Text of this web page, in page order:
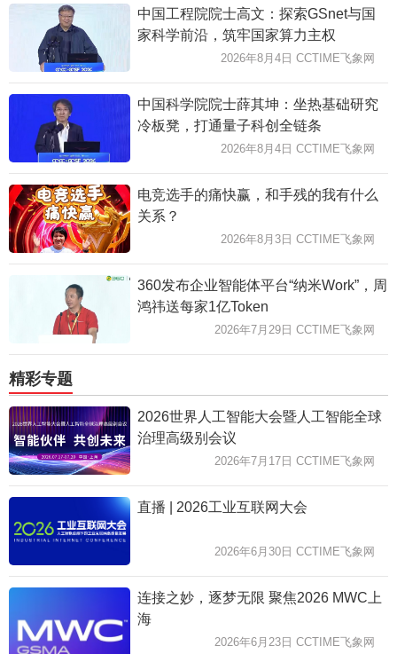
中国工程院院士高文：探索GSnet与国
家科学前沿，筑牢国家算力主权
2026年8月4日 CCTIME飞象网
中国科学院院士薛其坤：坐热基础研究
冷板凳，打通量子科创全链条
2026年8月4日 CCTIME飞象网
电竞选手的痛快赢，和手残的我有什么
关系？
2026年8月3日 CCTIME飞象网
360发布企业智能体平台“纳米Work”，周
鸿祎送每家1亿Token
2026年7月29日 CCTIME飞象网
精彩专题
2026世界人工智能大会暨人工智能全球
治理高级别会议
2026年7月17日 CCTIME飞象网
直播 | 2026工业互联网大会
2026年6月30日 CCTIME飞象网
连接之妙，逐梦无限 聚焦2026 MWC上
海
2026年6月23日 CCTIME飞象网